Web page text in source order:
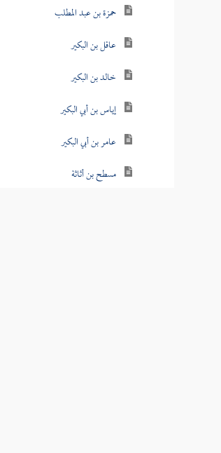
حمزة بن عبد المطلب
عاقل بن البكير
خالد بن البكير
إياس بن أبي البكير
عامر بن أبي البكير
مسطح بن أثاثة